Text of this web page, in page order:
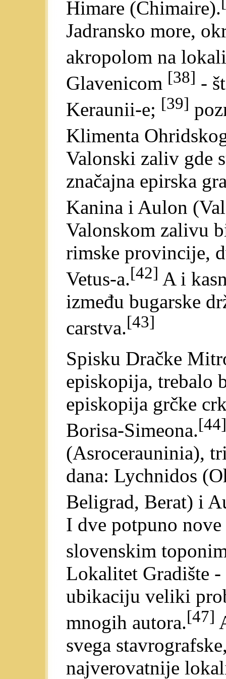
Himare (Chimaire).
Jadransko more,
akropolom na
Glavenicom [38] -
Keraunii-e; [39]
Klimenta
Valonski zaliv gde
značajna epirska
Kanina i Aulon
Valonskom zalivu
rimske provincije,
Vetus-a.[42] A i
između bugarske
carstva.[43]
Spisku Dračke
episkopija, trebalo
episkopija grčke
Borisa-Simeona.[44]
(Asrocerauninia),
dana: Lychnidos
Beligrad, Berat) i
I dve potpuno
slovenskim
Lokalitet Gradište
ubikaciju veliki
mnogih autora.[47]
svega
najverovatnije